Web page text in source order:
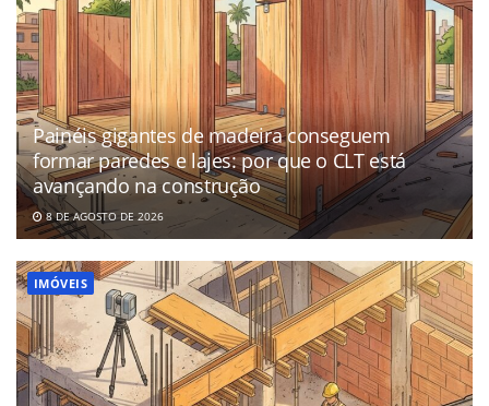
Painéis gigantes de madeira conseguem
formar paredes e lajes: por que o CLT está
avançando na construção
8 DE AGOSTO DE 2026
IMÓVEIS